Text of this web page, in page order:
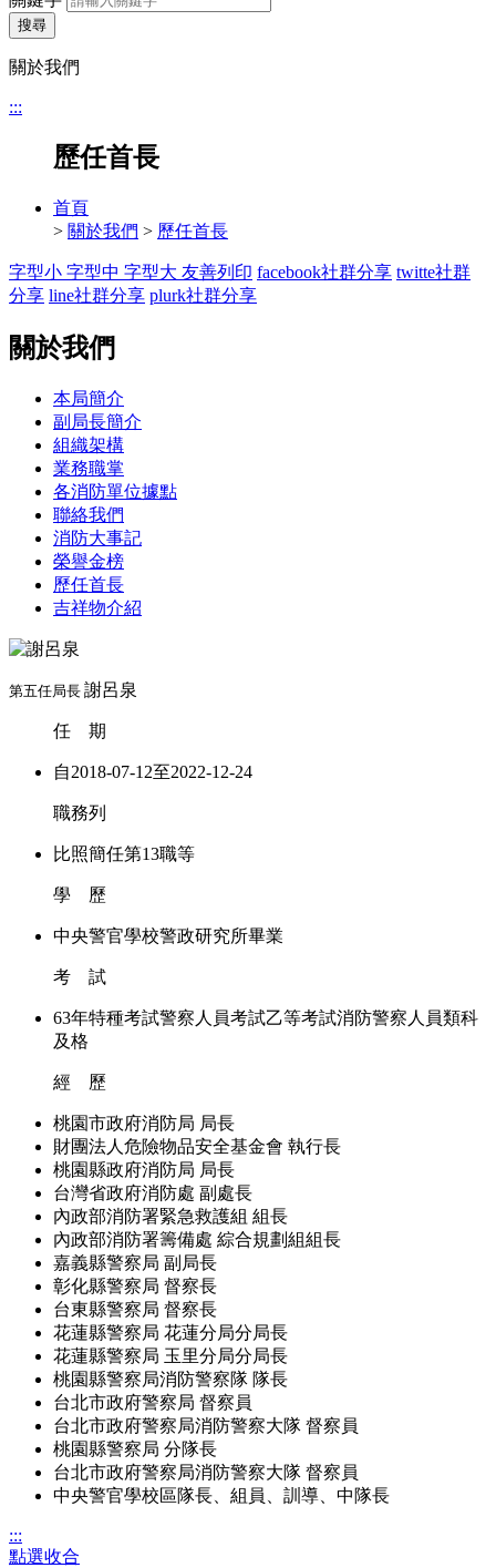
搜尋
關於我們
:::
歷任首長
首頁
> 關於我們 > 歷任首長
字型小 字型中 字型大 友善列印 facebook社群分享 twitte社群
分享 line社群分享 plurk社群分享
關於我們
本局簡介
副局長簡介
組織架構
業務職掌
各消防單位據點
聯絡我們
消防大事記
榮譽金榜
歷任首長
吉祥物介紹
第五任局長 謝呂泉
任 期
自2018-07-12至2022-12-24
職務列
比照簡任第13職等
學 歷
中央警官學校警政研究所畢業
考 試
63年特種考試警察人員考試乙等考試消防警察人員類科
及格
經 歷
桃園市政府消防局 局長
財團法人危險物品安全基金會 執行長
桃園縣政府消防局 局長
台灣省政府消防處 副處長
內政部消防署緊急救護組 組長
內政部消防署籌備處 綜合規劃組組長
嘉義縣警察局 副局長
彰化縣警察局 督察長
台東縣警察局 督察長
花蓮縣警察局 花蓮分局分局長
花蓮縣警察局 玉里分局分局長
桃園縣警察局消防警察隊 隊長
台北市政府警察局 督察員
台北市政府警察局消防警察大隊 督察員
桃園縣警察局 分隊長
台北市政府警察局消防警察大隊 督察員
中央警官學校區隊長、組員、訓導、中隊長
:::
點選收合